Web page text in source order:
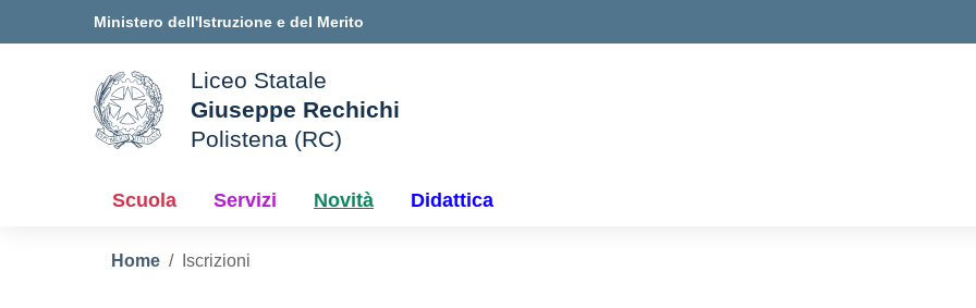
Ministero dell'Istruzione e del Merito
della scuola
Liceo Statale
Giuseppe Rechichi
Polistena (RC)
Scuola Servizi Novità Didattica
Home Iscrizioni